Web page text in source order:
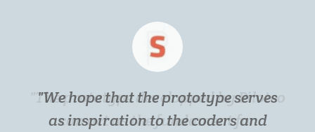
We hope that the prototype serves
as inspiration to the coders and